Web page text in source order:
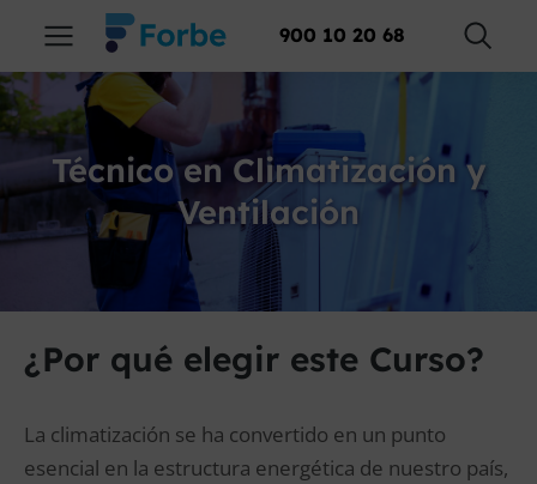
900 10 20 68
Técnico en Climatización y
Ventilación
¿Por qué elegir este Curso?
La climatización se ha convertido en un punto
esencial en la estructura energética de nuestro país,